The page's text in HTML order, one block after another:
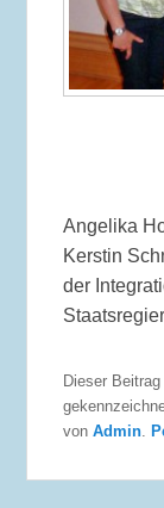
Angelika
Kerstin
der
Dieser
vonAdmin